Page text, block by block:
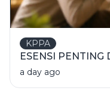
KPPA
ESENSI
a day ago